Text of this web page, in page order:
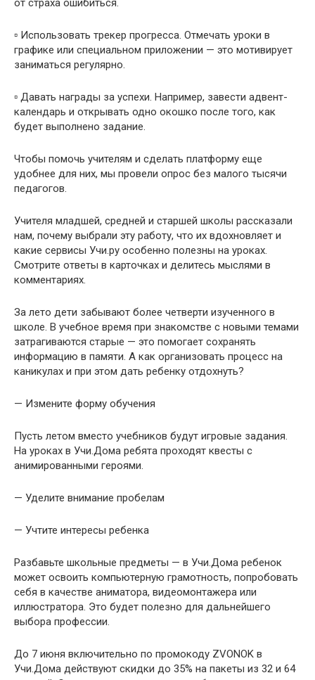
от страха ошибиться.
▫️ Использовать трекер прогресса. Отмечать уроки в
графике или специальном приложении — это мотивирует
заниматься регулярно.
▫️ Давать награды за успехи. Например, завести адвент-
календарь и открывать одно окошко после того, как
будет выполнено задание.
Чтобы помочь учителям и сделать платформу еще
удобнее для них, мы провели опрос без малого тысячи
педагогов.
Учителя младшей, средней и старшей школы рассказали
нам, почему выбрали эту работу, что их вдохновляет и
какие сервисы Учи.ру особенно полезны на уроках.
Смотрите ответы в карточках и делитесь мыслями в
комментариях.
За лето дети забывают более четверти изученного в
школе. В учебное время при знакомстве с новыми темами
затрагиваются старые — это помогает сохранять
информацию в памяти. А как организовать процесс на
каникулах и при этом дать ребенку отдохнуть?
— Измените форму обучения
Пусть летом вместо учебников будут игровые задания.
На уроках в Учи.Дома ребята проходят квесты с
анимированными героями.
— Уделите внимание пробелам
— Учтите интересы ребенка
Разбавьте школьные предметы — в Учи.Дома ребенок
может освоить компьютерную грамотность, попробовать
себя в качестве аниматора, видеомонтажера или
иллюстратора. Это будет полезно для дальнейшего
выбора профессии.
До 7 июня включительно по промокоду ZVONOK в
Учи.Дома действуют скидки до 35% на пакеты из 32 и 64